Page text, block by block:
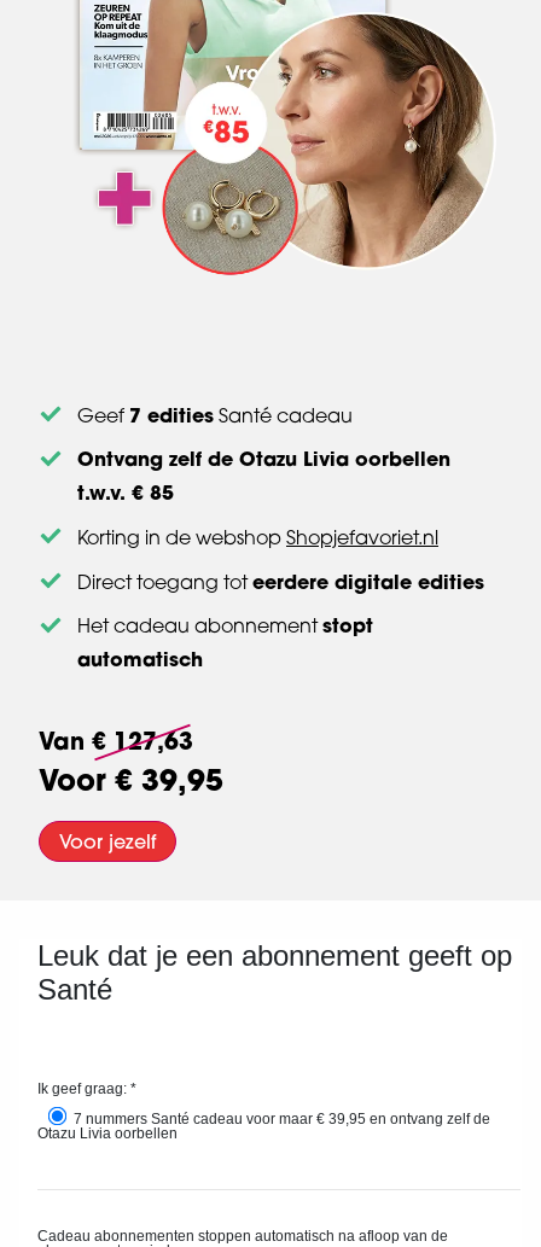
Geef 7 edities Santé cadeau
Ontvang zelf de Otazu Livia oorbellen
t.w.v. € 85
Korting in de webshop Shopjefavoriet.nl
Direct toegang toteerdere digitale edities
Het cadeau abonnementstopt
automatisch
Van € 127,63
Voor € 39,95
Voor jezelf